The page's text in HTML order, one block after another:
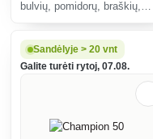
bulvių, pomidorų, braškių,
(grybeliui, rauplėms) mažinti.
Sandėlyje > 20 vnt
Galite turėti rytoj, 07.08.